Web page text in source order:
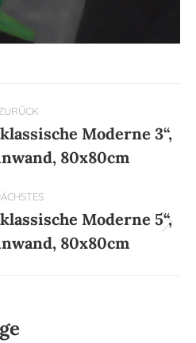
Vorheriger
Beitrag:
Moderne 3“,
80x80cm
Nächster
Beitrag:
Moderne 5“,
80x80cm